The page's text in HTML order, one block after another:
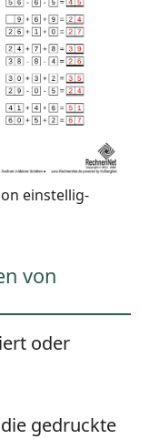
einstellig-
von
oder
gedruckte